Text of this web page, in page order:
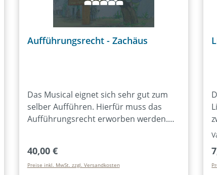
Aufführungsrecht - Zachäus
Das Musical eignet sich sehr gut zum
selber Aufführen. Hierfür muss das
Aufführungsrecht erworben werden.
ist das Aufführungsrecht für alle
Aufführungen des Musicals für ein Jahr
Regulärer Preis:
40,00 €
Preise inkl. MwSt. zzgl. Versandkosten